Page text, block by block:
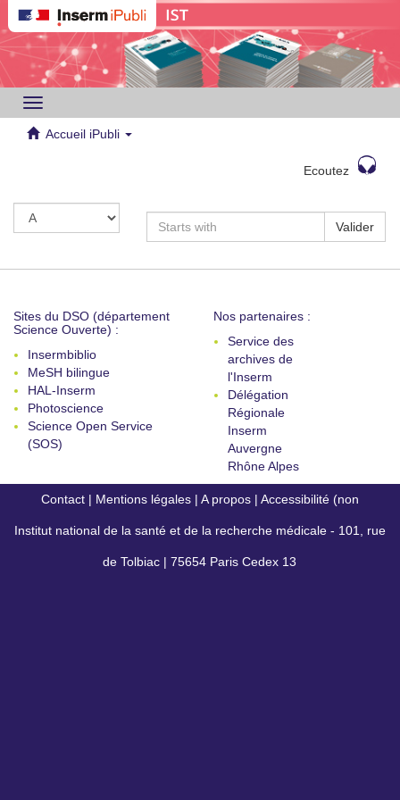
Toggle
navigation
Accueil iPubli
Ecoutez
Valider
Sites du DSO (département
Science Ouverte) :
Insermbiblio
MeSH bilingue
HAL-Inserm
Photoscience
Science Open Service
(SOS)
Nos partenaires :
Service des
archives de
l'Inserm
Délégation
Régionale
Inserm
Auvergne
Rhône Alpes
Contact | Mentions légales | A propos | Accessibilité (non
conforme)
Institut national de la santé et de la recherche médicale - 101, rue
de Tolbiac | 75654 Paris Cedex 13